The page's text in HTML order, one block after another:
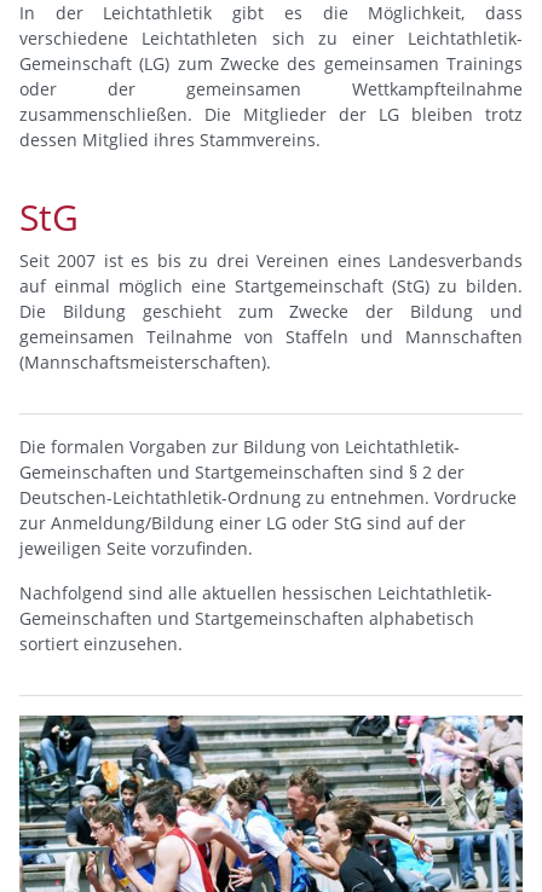
In der Leichtathletik gibt es die Möglichkeit, dass
verschiedene Leichtathleten sich zu einer Leichtathletik-
Gemeinschaft (LG) zum Zwecke des gemeinsamen Trainings
oder der gemeinsamen Wettkampfteilnahme
zusammenschließen. Die Mitglieder der LG bleiben trotz
dessen Mitglied ihres Stammvereins.
StG
Seit 2007 ist es bis zu drei Vereinen eines Landesverbands
auf einmal möglich eine Startgemeinschaft (StG) zu bilden.
Die Bildung geschieht zum Zwecke der Bildung und
gemeinsamen Teilnahme von Staffeln und Mannschaften
(Mannschaftsmeisterschaften).
Die formalen Vorgaben zur Bildung von Leichtathletik-
Gemeinschaften und Startgemeinschaften sind § 2 der
Deutschen-Leichtathletik-Ordnung zu entnehmen. Vordrucke
zur Anmeldung/Bildung einer LG oder StG sind auf der
jeweiligen Seite vorzufinden.
Nachfolgend sind alle aktuellen hessischen Leichtathletik-
Gemeinschaften und Startgemeinschaften alphabetisch
sortiert einzusehen.